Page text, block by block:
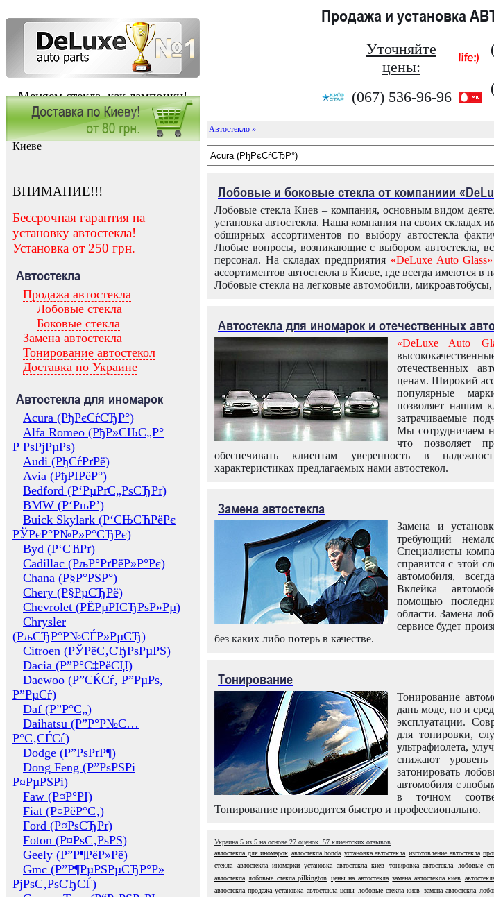
Меняем стекла, как лампочки!
Продажа и установка
Уточняйте
цены:
(067) 536-96-96
Заказать установку автостекла в
Киеве
ВНИМАНИЕ!!!
Бессрочная гарантия на
установку автостекла!
Установка от 250 грн.
Автостекла
Продажа автостекла
Лобовые стекла
Боковые стекла
Замена автостекла
Тонирование автостекол
Доставка по Украине
Автостекла для иномарок
Acura (РђРєСѓСЂР°)
Alfa Romeo (РђР»СЊС„Р°
Р РѕРјРµРѕ)
Audi (РђСѓРґРё)
Avia (РђРІРёР°)
Bedford (Р‘РµРґС„РѕСЂРґ)
BMW (Р‘РњР’)
Buick Skylark (Р‘СЊСЋРёРє
РЎРєР°Р№Р»Р°СЂРє)
Byd (Р‘СЋРґ)
Cadillac (РљР°РґРёР»Р°Рє)
Chana (Р§Р°РЅР°)
Chery (Р§РµСЂРё)
Chevrolet (РЁРµРІСЂРѕР»Рµ)
Chrysler
(РљСЂР°Р№СЃР»РµСЂ)
Citroen (РЎРёС‚СЂРѕРµРЅ)
Dacia (Р”Р°С‡РёСЏ)
Daewoo (Р”СЌСѓ, Р”РµРѕ,
Р”РµСѓ)
Daf (Р”Р°С„)
Daihatsu (Р”Р°Р№С…
Р°С‚СЃСѓ)
Dodge (Р”РѕРґР¶)
Dong Feng (Р”РѕРЅРі
Р¤РµРЅРі)
Faw (Р¤Р°РІ)
Fiat (Р¤РёР°С‚)
Ford (Р¤РѕСЂРґ)
Foton (Р¤РѕС‚РѕРЅ)
Geely (Р”Р¶РёР»Рё)
Gmc (Р”Р¶РµРЅРµСЂР°Р»
РјРѕС‚РѕСЂСЃ)
Автостекло »
Лобовые и боковые стекла от компаниии
Лобовые стекла Киев – компания, основным видом
установка автостекла. Наша компания на своих складах
обширных ассортиментов по выбору автостекла
Любые вопросы, возникающие с выбором автостекла,
персонал. На складах предприятия «DeLuxe Auto Glass»
ассортиментов автостекла в Киеве, где всегда имеются в
Лобовые стекла на легковые автомобили,
Автостекла для иномарок и отечественных
«DeLuxe Auto
отечественных
ценам. Широкий
популярные
позволяет нашим
затрачиваемые
Мы сотрудничаем
что позволяет
обеспечивать клиентам уверенность в
характеристиках предлагаемых нами автостекол.
Замена автостекла
Замена и
требующий
Специалисты
справится с этой
автомобиля,
Вклейка
помощью
области. Замена
сервисе будет
без каких либо потерь в качестве.
Тонирование
Тонирование
дань моде, но и
эксплуатации.
для тонировки,
ультрафиолета,
снижают
затонировать
автомобиля с
в точном
Тонирование производится быстро и профессионально.
Украина 5 из 5 на основе 27 оценок. 57 клиентских отзывов
автостекла для иномарок автостекла honda установка автостекла изготовление автостекла
стекла
автостекла иномарки установка автостекла киев тонировка автостекла лобовые
автостекла лобовые стекла pilkington цены на автостекла замена автостекла киев
автостекла продажа установка автостекла цены лобовые стекла киев замена автостекла